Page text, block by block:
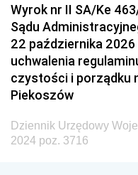
Wyrok nr II SA/Ke
Sądu
22 października
uchwalenia
czystości i porządku
Piekoszów
Dziennik Urzędowy
2024 poz. 3716